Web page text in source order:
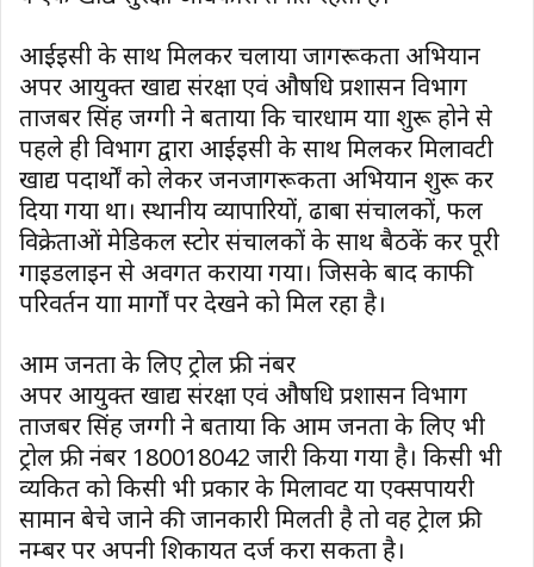
आईइसी के साथ मिलकर चलाया जागरूकता अभियान
अपर आयुक्त खाद्य संरक्षा एवं औषधि प्रशासन विभाग
ताजबर सिंह जग्गी ने बताया कि चारधाम यात्रा शुरू होने से
पहले ही विभाग द्वारा आईइसी के साथ मिलकर मिलावटी
खाद्य पदार्थों को लेकर जनजागरूकता अभियान शुरू कर
दिया गया था। स्थानीय व्यापारियों, ढाबा संचालकों, फल
विक्रेताओं मेडिकल स्टोर संचालकों के साथ बैठकें कर पूरी
गाइडलाइन से अवगत कराया गया। जिसके बाद काफी
परिवर्तन यात्रा मार्गों पर देखने को मिल रहा है।
आम जनता के लिए ट्रोल फ्री नंबर
अपर आयुक्त खाद्य संरक्षा एवं औषधि प्रशासन विभाग
ताजबर सिंह जग्गी ने बताया कि आम जनता के लिए भी
ट्रोल फ्री नंबर 180018042 जारी किया गया है। किसी भी
व्यकित को किसी भी प्रकार के मिलावट या एक्सपायरी
सामान बेचे जाने की जानकारी मिलती है तो वह ट्रेाल फ्री
नम्बर पर अपनी शिकायत दर्ज करा सकता है।